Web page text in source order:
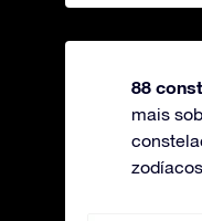
88
mais